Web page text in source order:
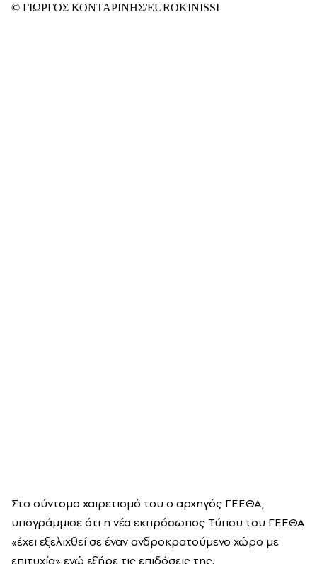
© ΓΙΩΡΓΟΣ ΚΟΝΤΑΡΙΝΗΣ/EUROKINISSI
Στο σύντομο χαιρετισμό του ο αρχηγός ΓΕΕΘΑ,
υπογράμμισε ότι η νέα εκπρόσωπος Τύπου του ΓΕΕΘΑ
«έχει εξελιχθεί σε έναν ανδροκρατούμενο χώρο με
επιτυχία» ενώ εξήρε τις επιδόσεις της.